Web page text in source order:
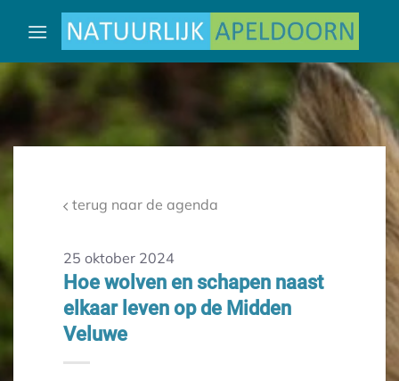
naar
terug naar de agenda
25 oktober 2024
Hoe wolven en schapen naast
elkaar leven op de Midden
Veluwe